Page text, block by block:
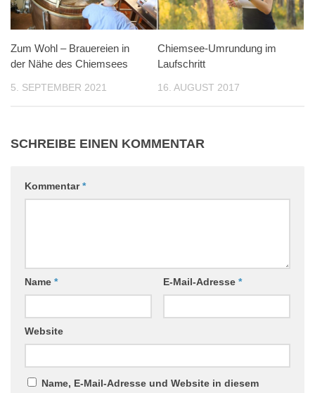
Zum Wohl – Brauereien in
der Nähe des Chiemsees
5. SEPTEMBER 2021
Chiemsee-Umrundung im
Laufschritt
16. AUGUST 2017
SCHREIBE EINEN KOMMENTAR
Kommentar*
Name * E-Mail-Adresse *
Website
Name, E-Mail-Adresse und Website in diesem